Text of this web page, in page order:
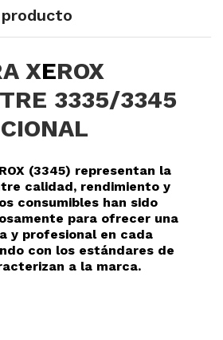
XEROX
3335/3345
(3345) representan la
calidad, rendimiento y
consumibles han sido
para ofrecer una
y profesional en cada
con los estándares de
a la marca.